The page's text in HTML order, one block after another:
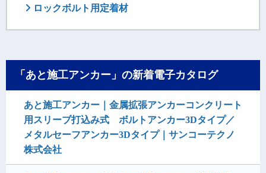
ロックボルト用定着材
「あと施工アンカー」の新着電子カタログ
あと施工アンカー｜金属拡張アンカーコンクリート
用スリーブ打込み式 ボルトアンカー3Dタイプ／
メタルセーフアンカー3Dタイプ｜サンコーテクノ
株式会社